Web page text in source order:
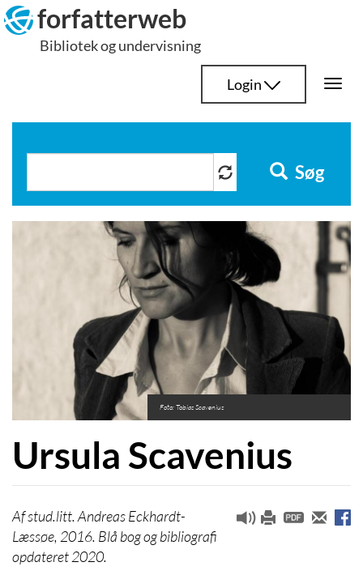
Hop
til
indhold
forfatterweb
Bibliotek og undervisning
Login
Søg
Foto: Tobias Scavenius
Ursula Scavenius
stud.litt. Andreas Eckhardt-
Læssøe, 2016. Blå bog og bibliografi
opdateret 2020.